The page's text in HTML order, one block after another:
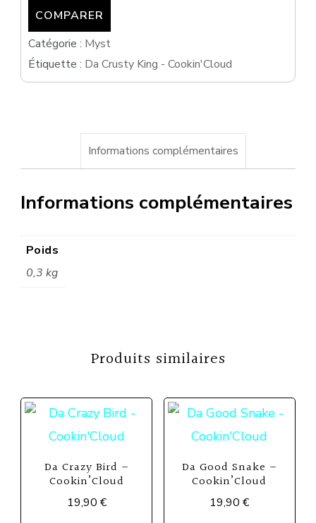
COMPARER
Catégorie : Myst
Étiquette : Da Crusty King - Cookin'Cloud
Informations complémentaires
Informations complémentaires
Poids
0,3 kg
Produits similaires
Da Crazy Bird –
Cookin’Cloud
19,90 €
Da Good Snake –
Cookin’Cloud
19,90€